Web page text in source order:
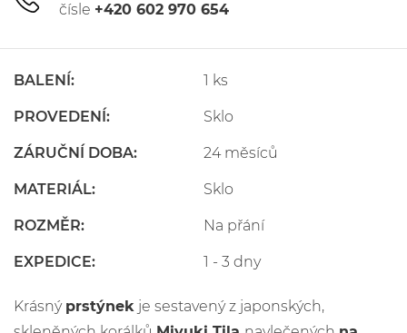
čísle +420 602 970 654
BALENÍ: 1 ks
PROVEDENÍ: Sklo
ZÁRUČNÍ DOBA: 24 měsíců
MATERIÁL: Sklo
ROZMĚR: Na přání
EXPEDICE: 1 - 3 dny
Krásný prstýnek je sestavený z japonských,